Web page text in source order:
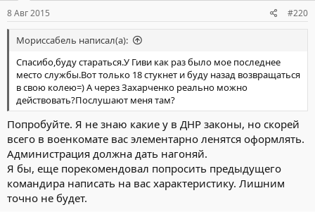
8 Авг 2015 #220
Мориссабель написал(а):
Спасибо,буду стараться.У Гиви как раз было мое последнее
место службы.Вот только 18 стукнет и буду назад возвращаться
в свою колею=) А через Захарченко реально можно
действовать?Послушают меня там?
Попробуйте. Я не знаю какие у в ДНР законы, но скорей
всего в военкомате вас элементарно ленятся оформлять.
Администрация должна дать нагоняй.
Я бы, еще порекомендовал попросить предыдущего
командира написать на вас характеристику. Лишним
точно не будет.